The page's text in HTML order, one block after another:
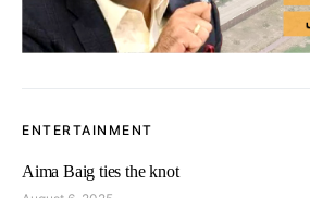
ENTERTAINMENT
Aima Baig ties the knot